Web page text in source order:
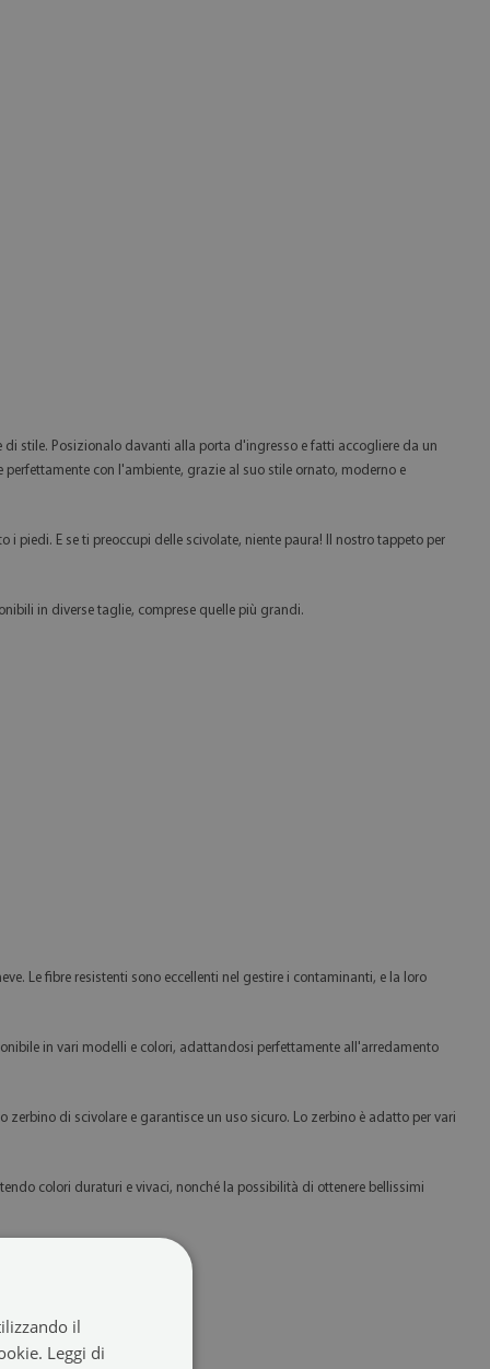
stile. Posizionalo davanti alla porta d'ingresso e fatti accogliere da un
con l'ambiente, grazie al suo stile ornato, moderno e
E se ti preoccupi delle scivolate, niente paura! Il nostro tappeto per
in diverse taglie, comprese quelle più grandi.
Le fibre resistenti sono eccellenti nel gestire i contaminanti, e la loro
in vari modelli e colori, adattandosi perfettamente all'arredamento
di scivolare e garantisce un uso sicuro. Lo zerbino è adatto per vari
colori duraturi e vivaci, nonché la possibilità di ottenere bellissimi
il
Leggi di